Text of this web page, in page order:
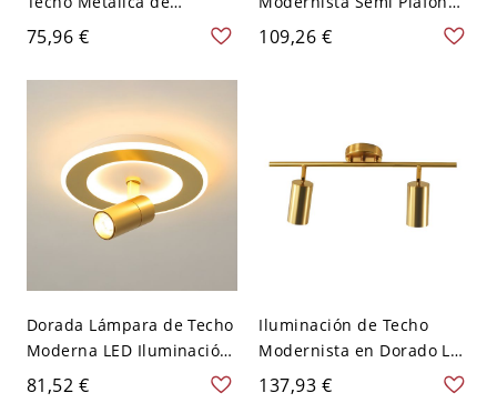
Columnas Semi Plafón
Modernista para
Dormitorio - Dorado 110 A
75,96 €
de Metal de Cuadrados
para Cuarto - Dorado 110
109,26 €
Dorada Lámpara de Techo
Moderna LED Iluminación
de Riel de Metal para
Pasillo - Dorado 110 A 120
81,52 €
Iluminación de Techo
Modernista en Dorado Luz
de Techo Semi Rasante de
Metal de Columnas -
137,93 €